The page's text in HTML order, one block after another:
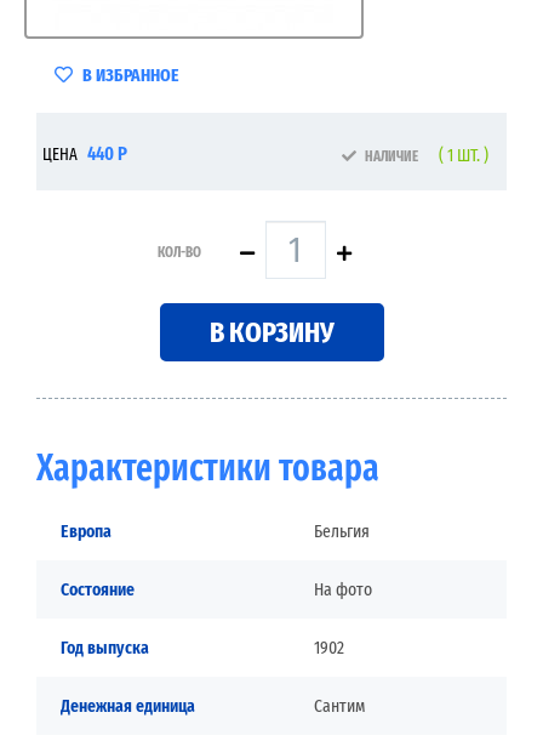
В ИЗБРАННОЕ
ЦЕНА 440 Р НАЛИЧИЕ ( 1 ШТ. )
КОЛ-ВО
В КОРЗИНУ
Характеристики товара
Европа Бельгия
Состояние На фото
Год выпуска 1902
Денежная единица Сантим